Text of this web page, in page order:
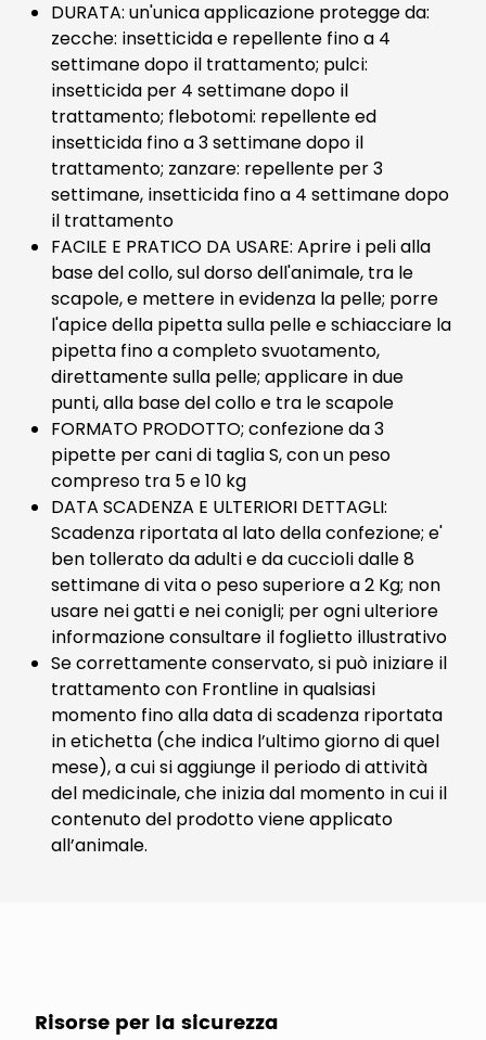
DURATA: un'unica applicazione protegge da:
zecche: insetticida e repellente fino a 4
settimane dopo il trattamento; pulci:
insetticida per 4 settimane dopo il
trattamento; flebotomi: repellente ed
insetticida fino a 3 settimane dopo il
trattamento; zanzare: repellente per 3
settimane, insetticida fino a 4 settimane dopo
il trattamento
FACILE E PRATICO DA USARE: Aprire i peli alla
base del collo, sul dorso dell'animale, tra le
scapole, e mettere in evidenza la pelle; porre
l'apice della pipetta sulla pelle e schiacciare la
pipetta fino a completo svuotamento,
direttamente sulla pelle; applicare in due
punti, alla base del collo e tra le scapole
FORMATO PRODOTTO; confezione da 3
pipette per cani di taglia S, con un peso
compreso tra 5 e 10 kg
DATA SCADENZA E ULTERIORI DETTAGLI:
Scadenza riportata al lato della confezione; e'
ben tollerato da adulti e da cuccioli dalle 8
settimane di vita o peso superiore a 2 Kg; non
usare nei gatti e nei conigli; per ogni ulteriore
informazione consultare il foglietto illustrativo
Se correttamente conservato, si può iniziare il
trattamento con Frontline in qualsiasi
momento fino alla data di scadenza riportata
in etichetta (che indica l’ultimo giorno di quel
mese), a cui si aggiunge il periodo di attività
del medicinale, che inizia dal momento in cui il
contenuto del prodotto viene applicato
all’animale.
Risorse per la sicurezza